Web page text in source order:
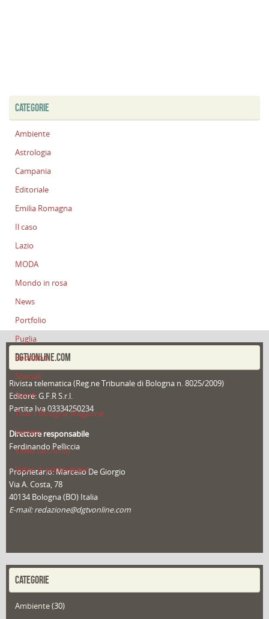
CATEGORIE
Ambiente
Astrologia
Campania
Editoriale
Emilia Romagna
Il caso
Lazio
MODA
Mondo in rosa
News
Portfolio
Puglia
Redazioni
Speciali
Sport
That's Bologna Magazine
Veneto
Video (archivio)
Video in primo piano
DGTVONLINE.COM
Rivista telematica (Reg.ne Tribunale di Bologna n. 8025/2009)
Editore: G.F.R S.r.l.
Partita Iva 03334250234
Direttore responsabile
Ferdinando Pelliccia
Proprietario: Marcello De Giorgio
Via A. Costa, 78
40134 Bologna (BO) Italia
E-mail: redazione@dgtvonline.com
CATEGORIE
Ambiente(30)